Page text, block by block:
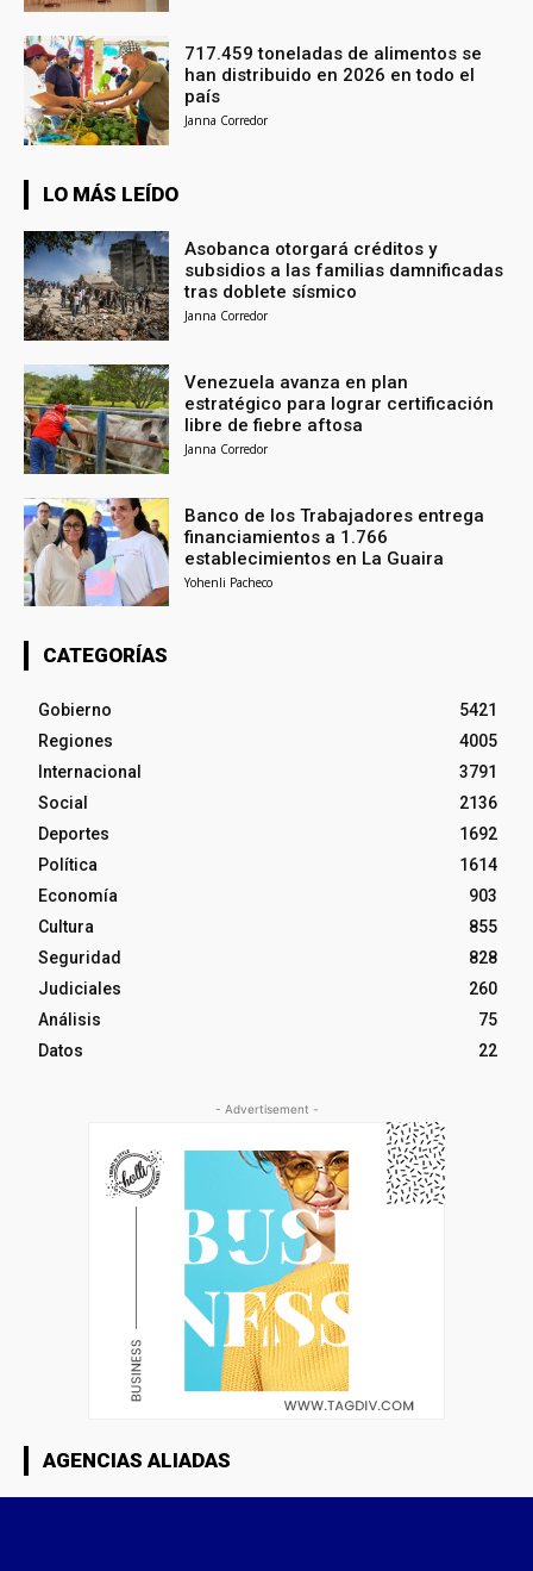
717.459 toneladas de alimentos se
han distribuido en 2026 en todo el
país
Janna Corredor
LO MÁS LEÍDO
Asobanca otorgará créditos y
subsidios a las familias damnificadas
tras doblete sísmico
Janna Corredor
Venezuela avanza en plan
estratégico para lograr certificación
libre de fiebre aftosa
Janna Corredor
Banco de los Trabajadores entrega
financiamientos a 1.766
establecimientos en La Guaira
Yohenli Pacheco
CATEGORÍAS
Gobierno
5421
Regiones
4005
Internacional
3791
Social
2136
Deportes
1692
Política
1614
Economía
903
Cultura
855
Seguridad
828
Judiciales
260
Análisis
75
Datos
22
- Advertisement -
AGENCIAS ALIADAS